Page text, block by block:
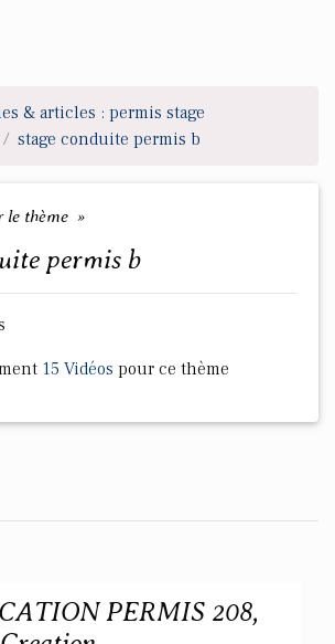
& articles : permis stage
stage conduite permis b
le thème »
permis b
15 Vidéos pour ce thème
PERMIS 208,